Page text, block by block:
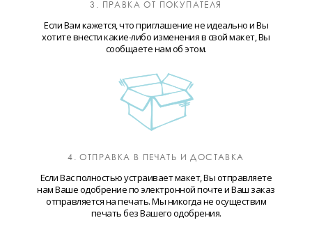
3. ПРАВКА ОТ ПОКУПАТЕЛЯ
Если Вам кажется, что приглашение не идеально и Вы
хотите внести какие-либо изменения в свой макет, Вы
сообщаете нам об этом.
4. ОТПРАВКА В ПЕЧАТЬ И ДОСТАВКА
Если Вас полностью устраивает макет, Вы отправляете
нам Ваше одобрение по электронной почте и Ваш заказ
отправляется на печать. Мы никогда не осуществим
печать без Вашего одобрения.